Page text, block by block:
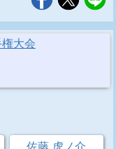
大会
佐藤 虎ノ介